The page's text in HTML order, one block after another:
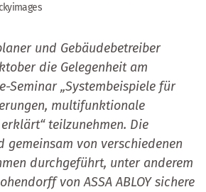
und Gebäudebetreiber
die Gelegenheit am
Seminar „Systembeispiele für
multifunktionale
teilzunehmen. Die
gemeinsam von verschiedenen
durchgeführt, unter anderem
von ASSA ABLOY sichere